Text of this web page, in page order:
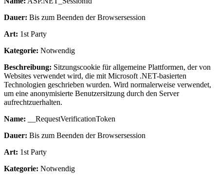
Dauer: Bis zum Beenden der Browsersession
Art: 1st Party
Kategorie: Notwendig
Beschreibung: Sitzungscookie für allgemeine Plattformen, der von
Websites verwendet wird, die mit Microsoft .NET-basierten
Technologien geschrieben wurden. Wird normalerweise verwendet,
um eine anonymisierte Benutzersitzung durch den Server
aufrechtzuerhalten.
Name: __RequestVerificationToken
Dauer: Bis zum Beenden der Browsersession
Art: 1st Party
Kategorie: Notwendig